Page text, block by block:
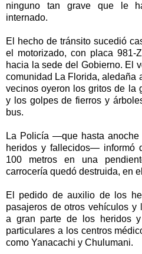
ninguno tan grave que le
internado.
El hecho de tránsito sucedió
el motorizado, con placa 981-
hacia la sede del Gobierno. El
comunidad La Florida, aledaña
vecinos oyeron los gritos de la
y los golpes de fierros y
bus.
La Policía —que hasta
heridos y fallecidos— informó
100 metros en una
carrocería quedó destruida, en
El pedido de auxilio de los
pasajeros de otros vehículos y
a gran parte de los heridos
particulares a los centros
como Yanacachi y Chulumani.